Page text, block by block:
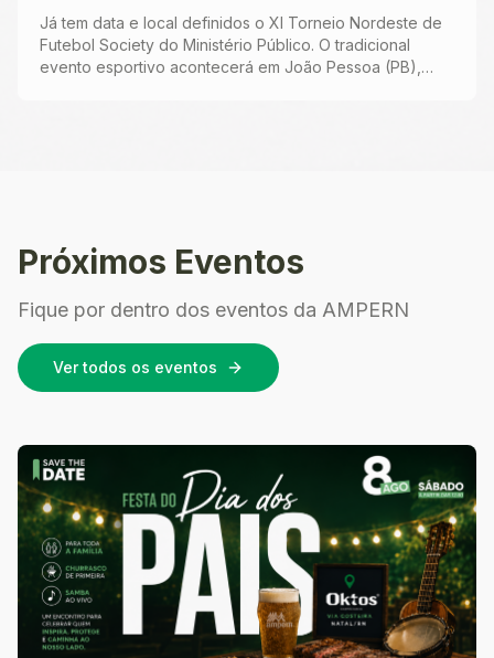
Pessoa em novembro
Já tem data e local definidos o XI Torneio Nordeste de
Futebol Society do Ministério Público. O tradicional
evento esportivo acontecerá em João Pessoa (PB),
Próximos Eventos
Fique por dentro dos eventos da AMPERN
Ver todos os eventos